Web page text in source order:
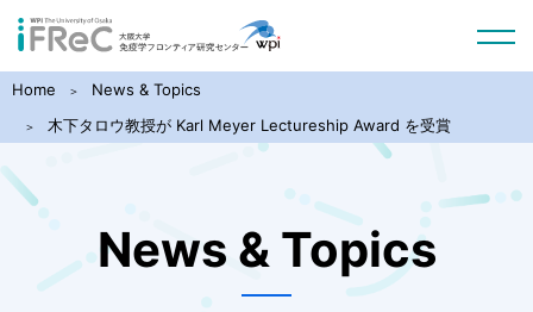
Home
News & Topics
木下タロウ教授が Karl Meyer Lectureship Award を受賞
News & Topics